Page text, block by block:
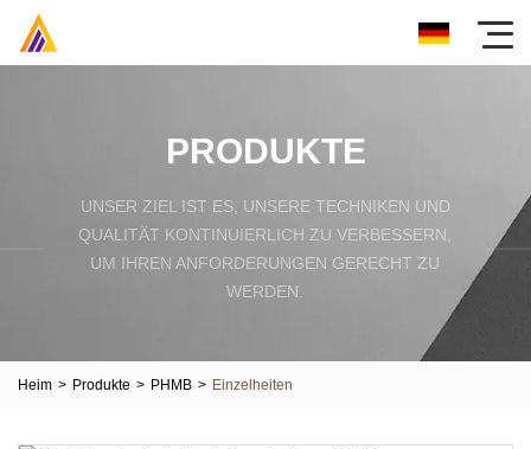
PRODUKTE
UNSER ZIEL IST ES, UNSERE TECHNIKEN UND
QUALITÄT KONTINUIERLICH ZU VERBESSERN,
UM IHREN ANFORDERUNGEN GERECHT ZU
WERDEN.
Heim > Produkte > PHMB > Einzelheiten